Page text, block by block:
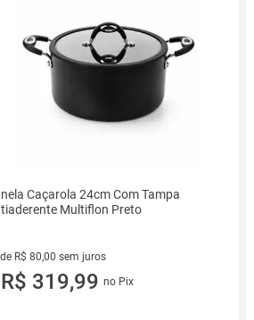
Caçarola 24cm Com Tampa
Multiflon Preto
R$ 80,00 sem juros
de R$ 80,00 sem juros
R$ 319,99 no Pix